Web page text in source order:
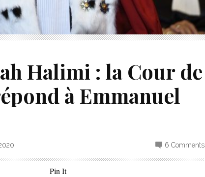
Halimi : la Cour de
à Emmanuel
6 Comments
Pin It